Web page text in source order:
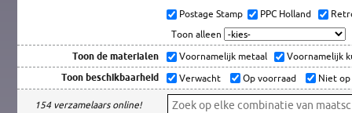
Postage Stamp
PPC Holland
Toon alleen
Toon de materialen Voornamelijk metaal Voornamelijk
Toon beschikbaarheid Verwacht Op voorraad Niet
154 verzamelaars online!